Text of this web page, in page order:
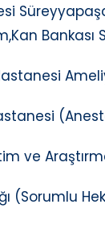
Bankası
ve
(Sorumlu